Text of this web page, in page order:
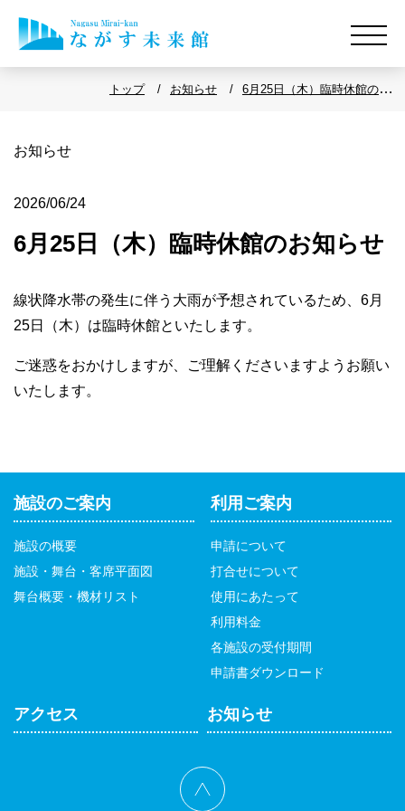
トップ お知らせ
6月25日（木）臨時休館のお
お知らせ
2026/06/24
6月25日（木）臨時休館のお知らせ
線状降水帯の発生に伴う大雨が予想されているため、 6月
25日（木）は臨時休館といたします。
ご迷惑をおかけしますが、ご理解くださいますようお願い
いたします。
施設のご案内
施設の概要
施設・舞台・客席平面図
舞台概要・機材リスト
利用ご案内
申請について
打合せについて
使用にあたって
利用料金
各施設の受付期間
申請書ダウンロード
アクセス お知らせ